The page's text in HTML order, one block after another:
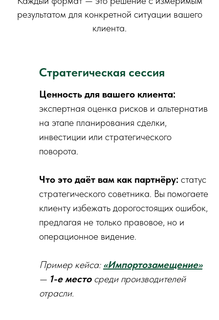
результатом для конкретной ситуации вашего
клиента.
Стратегическая сессия
Ценность для вашего клиента:
экспертная оценка рисков и альтернатив
на этапе планирования сделки,
инвестиции или стратегического
поворота.
Что это даёт вам как партнёру: статус
стратегического советника. Вы помогаете
клиенту избежать дорогостоящих ошибок,
предлагая не только правовое, но и
операционное видение.
Пример кейса: «Импортозамещение»
— 1-е место среди производителей
отрасли.